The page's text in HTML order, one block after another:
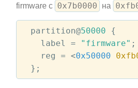
firmware c 0x7b0000 на
  partition@
50000 {
    label =
"firmware" ;
    reg =
<0x50000